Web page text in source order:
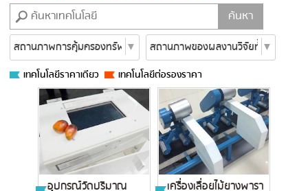
เทคโนโลยีราคาเดียว เทคโนโลยีต่อรองราคา
อุปกรณ์วัดปริมาณ
เครื่องเลื่อยไม้ยางพารา